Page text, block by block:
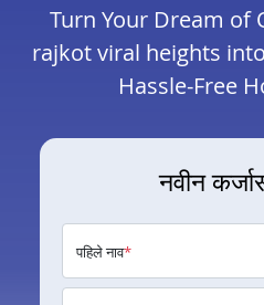
Turn Your Dream of
rajkot viral heights
Hassle-Free
नवीन
पहिले नाव*